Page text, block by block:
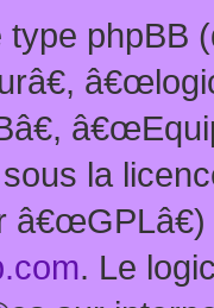
type phpBB
la
. Le